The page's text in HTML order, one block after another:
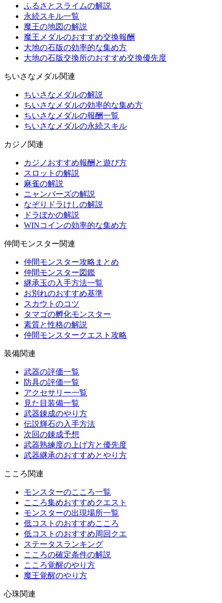
ふるさとスライムの解説
永続スキル一覧
魔王の地図の解説
魔王メダルのおすすめ交換報酬
大地の石版の効率的な集め方
大地の石版交換所のおすすめ交換優先度
ちいさなメダル関連
ちいさなメダルの解説
ちいさなメダルの効率的な集め方
ちいさなメダルの報酬一覧
ちいさなメダルの永続スキル
カジノ関連
カジノおすすめ報酬と遊び方
スロットの解説
麻雀の解説
ニャンバーズの解説
なぞりドラけしの解説
ドラぽかの解説
WINコインの効率的な集め方
仲間モンスター関連
仲間モンスター攻略まとめ
仲間モンスター図鑑
継承玉の入手方法一覧
お別れのおすすめ基準
スカウトのコツ
タマゴの孵化モンスター
素質と性格の解説
仲間モンスタークエスト攻略
装備関連
武器の評価一覧
防具の評価一覧
アクセサリー一覧
見た目装備一覧
武器錬成のやり方
伝説輝石の入手方法
次回の錬成予想
武器熟練度の上げ方と優先度
武器継承のおすすめとやり方
こころ関連
モンスターのこころ一覧
こころ集めおすすめクエスト
モンスターの出現場所一覧
低コストのおすすめこころ
低コストのおすすめ周回クエ
ステータスランキング
こころの確定条件の解説
こころ覚醒のやり方
魔王覚醒のやり方
心珠関連